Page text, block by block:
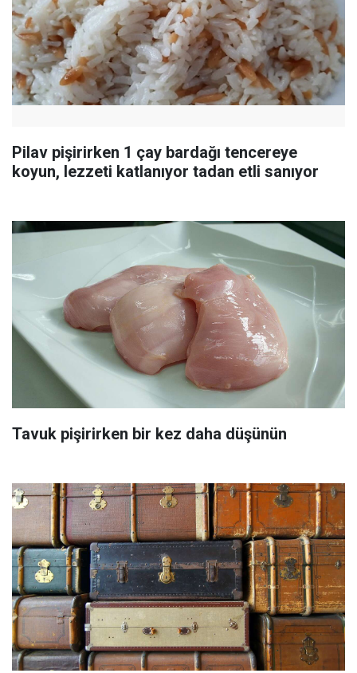
Pilav pişirirken 1 çay bardağı tencereye
koyun, lezzeti katlanıyor tadan etli sanıyor
Tavuk pişirirken bir kez daha düşünün